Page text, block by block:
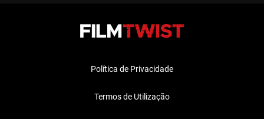
Política de Privacidade
Termos de Utilização